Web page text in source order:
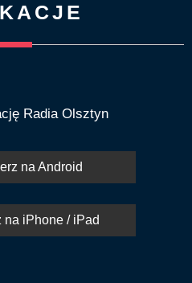
Radia Olsztyn
na Android
na iPhone / iPad